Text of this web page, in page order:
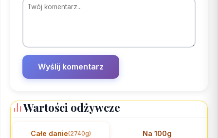
Wartości odżywcze
Całe danie(2740g) Na 100g